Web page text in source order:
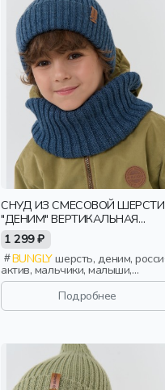
СНУД ИЗ СМЕСОВОЙ ШЕРСТИ
"ДЕНИМ" ВЕРТИКАЛЬНАЯ
ВЯЗКА
1 299 ₽
BUNGLYшерсть, деним, россия,
актив, мальчики, малыши,
дошкольники, дети
Подробнее